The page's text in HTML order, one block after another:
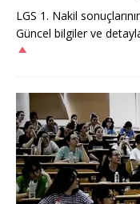
LGS 1. Nakil
Güncel bilgiler ve